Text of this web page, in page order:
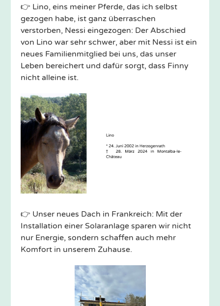
👉 Lino, eins meiner Pferde, das ich selbst
gezogen habe, ist ganz überraschen
verstorben, Nessi eingezogen: Der Abschied
von Lino war sehr schwer, aber mit Nessi ist ein
neues Familienmitglied bei uns, das unser
Leben bereichert und dafür sorgt, dass Finny
nicht alleine ist.
👉 Unser neues Dach in Frankreich: Mit der
Installation einer Solaranlage sparen wir nicht
nur Energie, sondern schaffen auch mehr
Komfort in unserem Zuhause.